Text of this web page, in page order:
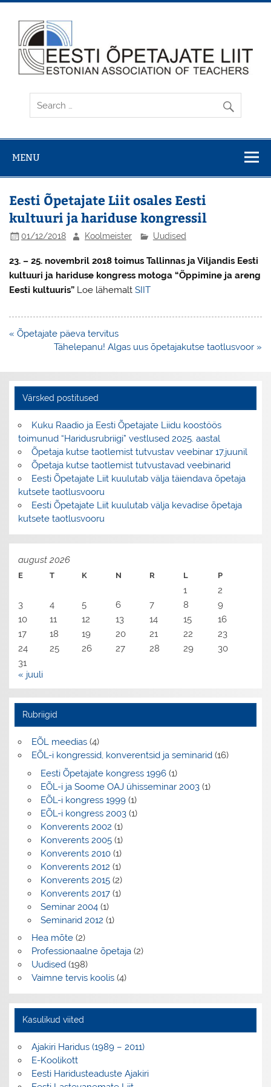
Skip
content
MENU
Eesti Õpetajate Liit osales Eesti
kultuuri ja hariduse kongressil
01/12/2018 Koolmeister Uudised
23. – 25. novembril 2018 toimus Tallinnas ja Viljandis Eesti
kultuuri ja hariduse kongress motoga “Õppimine ja areng
Eesti kultuuris” Loe lähemalt SIIT
Navigeerimine
« Õpetajate päeva tervitus
Tähelepanu! Algas uus õpetajakutse taotlusvoor »
Värsked postitused
Kuku Raadio ja Eesti Õpetajate Liidu koostöös
toimunud “Haridusrubriigi” vestlused 2025. aastal
Õpetaja kutse taotlemist tutvustav veebinar 17.juunil
Õpetaja kutse taotlemist tutvustavad veebinarid
Eesti Õpetajate Liit kuulutab välja täiendava õpetaja
kutsete taotlusvooru
Eesti Õpetajate Liit kuulutab välja kevadise õpetaja
kutsete taotlusvooru
august 2026
E T K N R L P
1
2
3
4 5 6 7 8
9
10
11 12 13 14 15
16
17
18 19 20 21 22
23
24
25 26 27 28 29
30
31
« juuli
Rubriigid
EÕL meedias(4)
EÕL-i kongressid, konverentsid ja seminarid(16)
Eesti Õpetajate kongress 1996(1)
EÕL-i ja Soome OAJ ühisseminar 2003(1)
EÕL-i kongress 1999(1)
EÕL-i kongress 2003(1)
Konverents 2002 (1)
Konverents 2005(1)
Konverents 2010(1)
Konverents 2012 (1)
Konverents 2015(2)
Konverents 2017(1)
Seminar 2004(1)
Seminarid 2012 (1)
Hea mõte(2)
Professionaalne õpetaja(2)
Uudised(198)
Vaimne tervis koolis(4)
Kasulikud viited
Ajakiri Haridus (1989 – 2011)
E-Koolikott
Eesti Haridusteaduste Ajakiri